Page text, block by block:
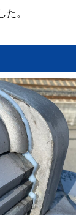
た。